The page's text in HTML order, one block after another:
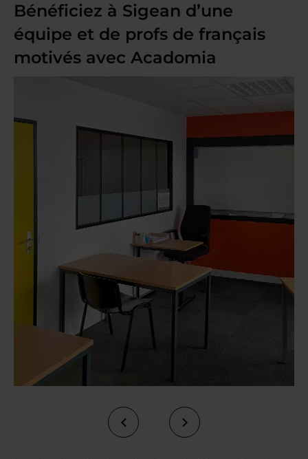
Bénéficiez à Sigean d’une
équipe et de profs de français
motivés avec Acadomia